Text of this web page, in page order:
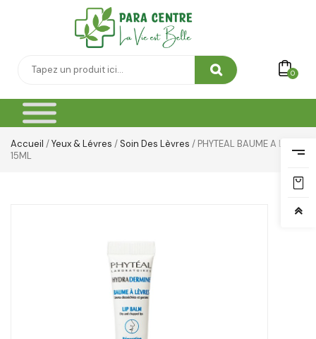
0
Accueil /Yeux & Lévres /Soin Des Lèvres / PHYTEAL BAUME A LEVRE
15ML